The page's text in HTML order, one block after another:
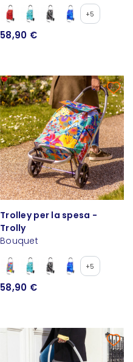
+5
58,90 €
Trolley per la spesa -
Trolly
Bouquet
+5
58,90 €